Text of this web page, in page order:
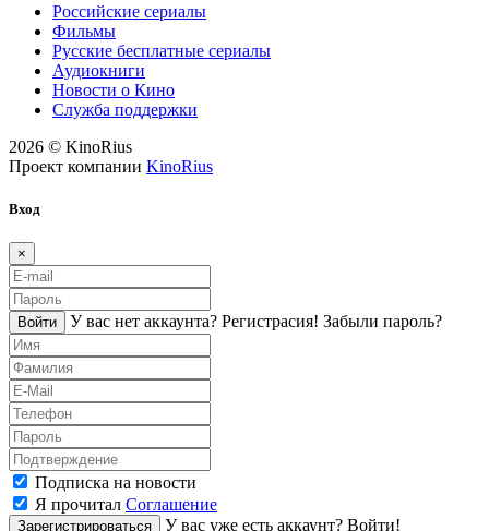
Российские сериалы
Фильмы
Русские бесплатные сериалы
Аудиокниги
Новости о Кино
Служба поддержки
2026 © KinoRius
Проект компании KinoRius
Вход
×
Войти У вас нет аккаунта? Регистраcия! Забыли пароль?
Подписка на новости
Я прочитал Соглашение
Зарегистрироваться У вас уже есть аккаунт? Войти!